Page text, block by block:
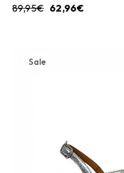
89,95€ 62,96€
Sale